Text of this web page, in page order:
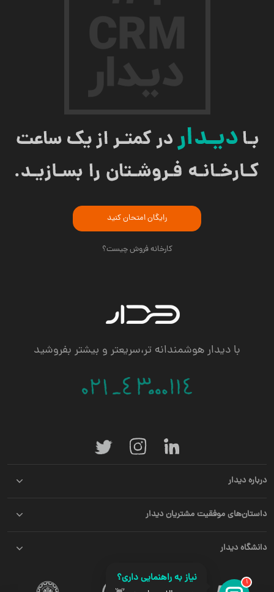
رایگان امتحان کنید
کارخانه فروش چیست؟
با دیدار هوشمندانه تر،سریعتر و بیشتر بفروشید
درباره دیدار
داستان‌های موفقیت مشتریان دیدار
دانشگاه دیدار
نیاز به راهنمایی داری؟
1